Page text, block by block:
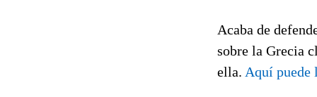
Acaba de
sobre la Grecia
ella. Aquí puede